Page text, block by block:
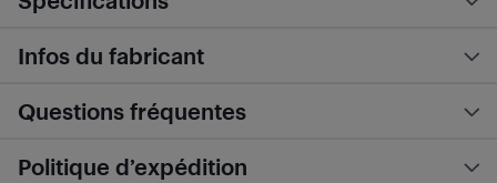
Infos du fabricant
Questions fréquentes
Politique d’expédition